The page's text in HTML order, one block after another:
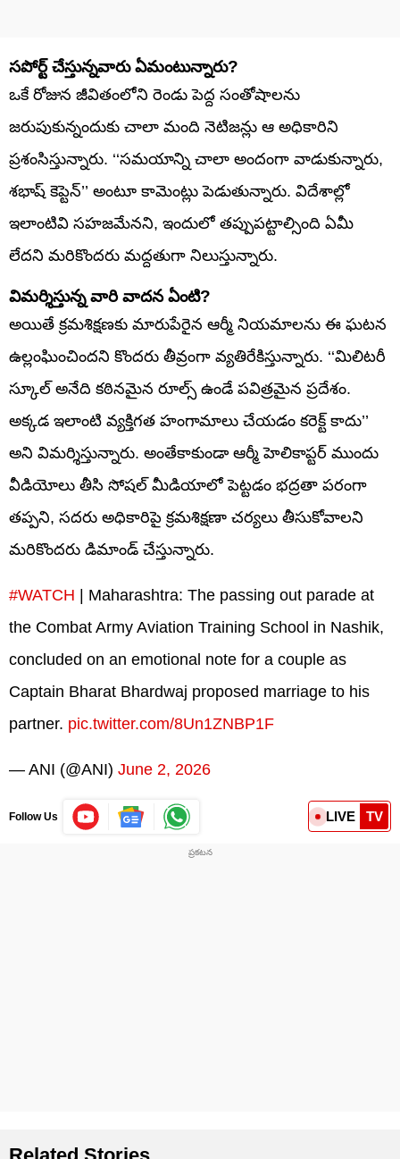
సపోర్ట్ చేస్తున్నవారు ఏమంటున్నారు?
ఒకే రోజున జీవితంలోని రెండు పెద్ద సంతోషాలను
జరుపుకున్నందుకు చాలా మంది నెటిజన్లు ఆ అధికారిని
ప్రశంసిస్తున్నారు. ‘‘సమయాన్ని చాలా అందంగా వాడుకున్నారు,
శభాష్ కెప్టెన్’’ అంటూ కామెంట్లు పెడుతున్నారు. విదేశాల్లో
ఇలాంటివి సహజమేనని, ఇందులో తప్పుపట్టాల్సింది ఏమీ
లేదని మరికొందరు మద్దతుగా నిలుస్తున్నారు.
విమర్శిస్తున్న వారి వాదన ఏంటి?
అయితే క్రమశిక్షణకు మారుపేరైన ఆర్మీ నియమాలను ఈ ఘటన
ఉల్లంఘించిందని కొందరు తీవ్రంగా వ్యతిరేకిస్తున్నారు. ‘‘మిలిటరీ
స్కూల్ అనేది కఠినమైన రూల్స్ ఉండే పవిత్రమైన ప్రదేశం.
అక్కడ ఇలాంటి వ్యక్తిగత హంగామాలు చేయడం కరెక్ట్ కాదు’’
అని విమర్శిస్తున్నారు. అంతేకాకుండా ఆర్మీ హెలికాప్టర్ ముందు
వీడియోలు తీసి సోషల్ మీడియాలో పెట్టడం భద్రతా పరంగా
తప్పని, సదరు అధికారిపై క్రమశిక్షణా చర్యలు తీసుకోవాలని
మరికొందరు డిమాండ్ చేస్తున్నారు.
#WATCH | Maharashtra: The passing out parade at
the Combat Army Aviation Training School in Nashik,
concluded on an emotional note for a couple as
Captain Bharat Bhardwaj proposed marriage to his
partner. pic.twitter.com/8Un1ZNBP1F
— ANI (@ANI) June 2, 2026
Follow Us LIVE TV